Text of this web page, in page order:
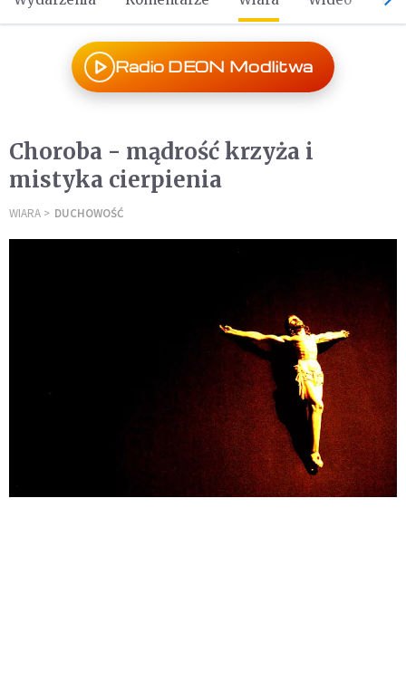
Radio DEON Modlitwa
Choroba - mądrość krzyża i
mistyka cierpienia
WIARA DUCHOWOŚĆ